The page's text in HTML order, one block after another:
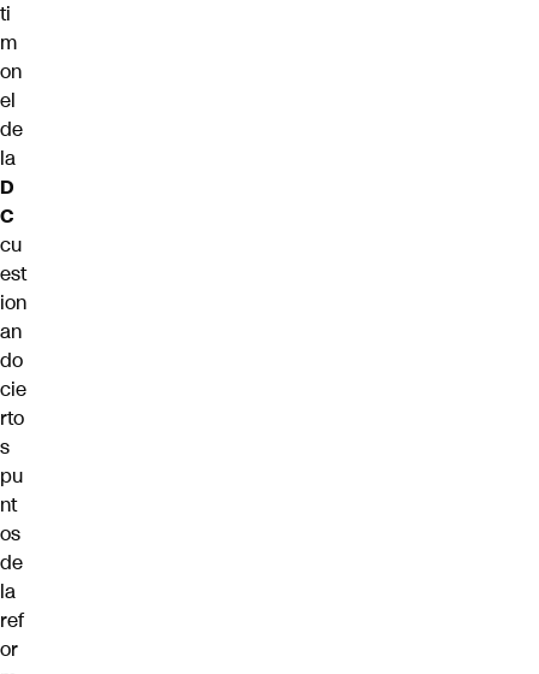
ti
m
on
el
de
la
D
C
cu
est
ion
an
do
cie
rto
s
pu
nt
os
de
la
ref
or